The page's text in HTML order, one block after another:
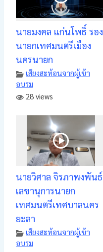
นายมงคล แก่นโพธิ์ รอง
นายกเทศมนตรีเมือง
นครนายก
เสียงสะท้อนจากผู้เข้า
อบรม
28 views
นายวิศาล จิรภาพงพันธ์
เลขานุการนายก
เทศมนตรีเทศบาลนคร
ยะลา
เสียงสะท้อนจากผู้เข้า
อบรม